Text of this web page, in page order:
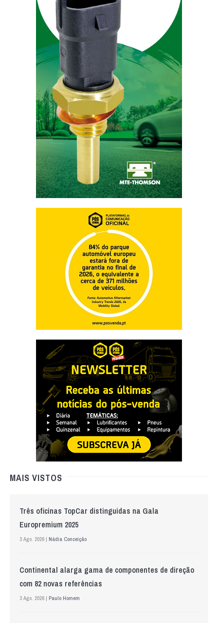
MAIS VISTOS
Três oficinas TopCar distinguidas na Gala
Europremium 2025
3 Ago. 2026 | Nádia Conceição
Continental alarga gama de componentes de direção
com 82 novas referências
3 Ago. 2026 | Paulo Homem